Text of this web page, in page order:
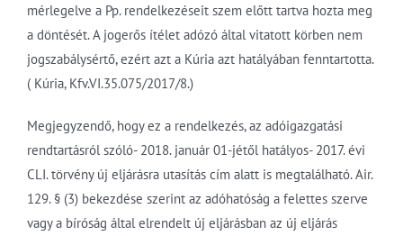
mérlegelve a Pp. rendelkezéseit szem előtt tartva hozta meg
a döntését. A jogerős ítélet adózó által vitatott körben nem
jogszabálysértő, ezért azt a Kúria azt hatályában fenntartotta.
( Kúria, Kfv.VI.35.075/2017/8.)
Megjegyzendő, hogy ez a rendelkezés, az adóigazgatási
rendtartásról szóló- 2018. január 01-jétől hatályos- 2017. évi
CLI. törvény új eljárásra utasítás cím alatt is megtalálható. Air.
129. § (3) bekezdése szerint az adóhatóság a felettes szerve
vagy a bíróság által elrendelt új eljárásban az új eljárás